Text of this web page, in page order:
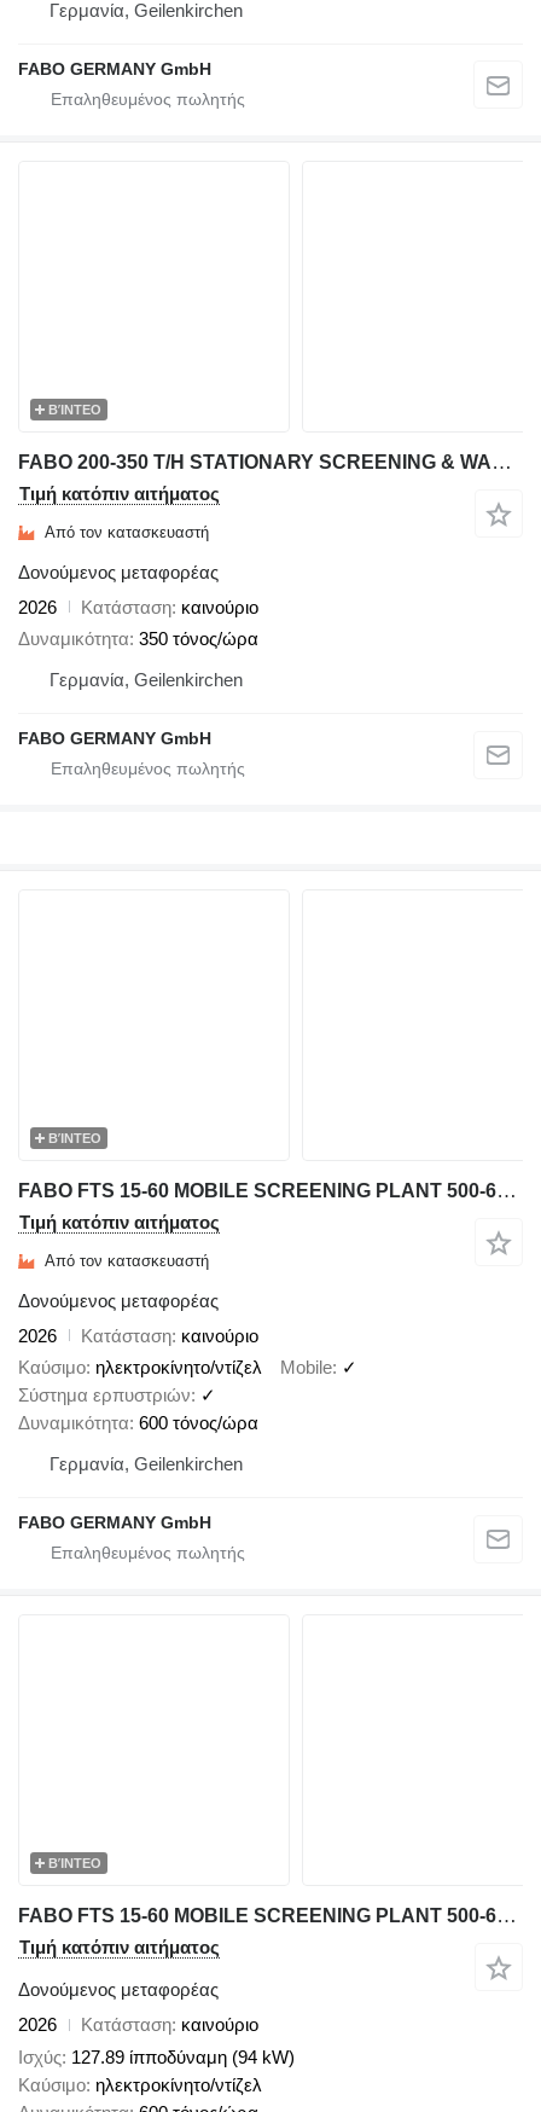
Γερμανία, Geilenkirchen
FABO GERMANY GmbH
ΒΊΝΤΕΟ
FABO 200-350 T/H STATIONARY SCREENING & WASHING PLANT
Τιμή κατόπιν αιτήματος
Από τον κατασκευαστή
Δονούμενος μεταφορέας
2026
Κατάσταση καινούριο
Δυναμικότητα 350 τόνος/ώρα
Γερμανία, Geilenkirchen
FABO GERMANY GmbH
ΒΊΝΤΕΟ
FABO FTS 15-60 MOBILE SCREENING PLANT 500-600 TPH
Τιμή κατόπιν αιτήματος
Από τον κατασκευαστή
Δονούμενος μεταφορέας
2026
Κατάσταση καινούριο
Καύσιμο ηλεκτροκίνητο/ντίζελ Mobile ✓
Σύστημα ερπυστριών
✓
Δυναμικότητα 600 τόνος/ώρα
Γερμανία, Geilenkirchen
FABO GERMANY GmbH
ΒΊΝΤΕΟ
FABO FTS 15-60 MOBILE SCREENING PLANT 500-600 TPH AVAILABLE IN STOCK
Τιμή κατόπιν αιτήματος
Δονούμενος μεταφορέας
2026
Κατάσταση καινούριο
Ισχύς 127.89 ίπποδύναμη (94 kW)
Καύσιμο ηλεκτροκίνητο/ντίζελ